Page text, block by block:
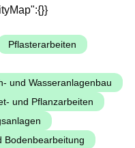
Pflasterarbeiten
und Wasseranlagenbau
und Pflanzarbeiten
Bodenbearbeitung